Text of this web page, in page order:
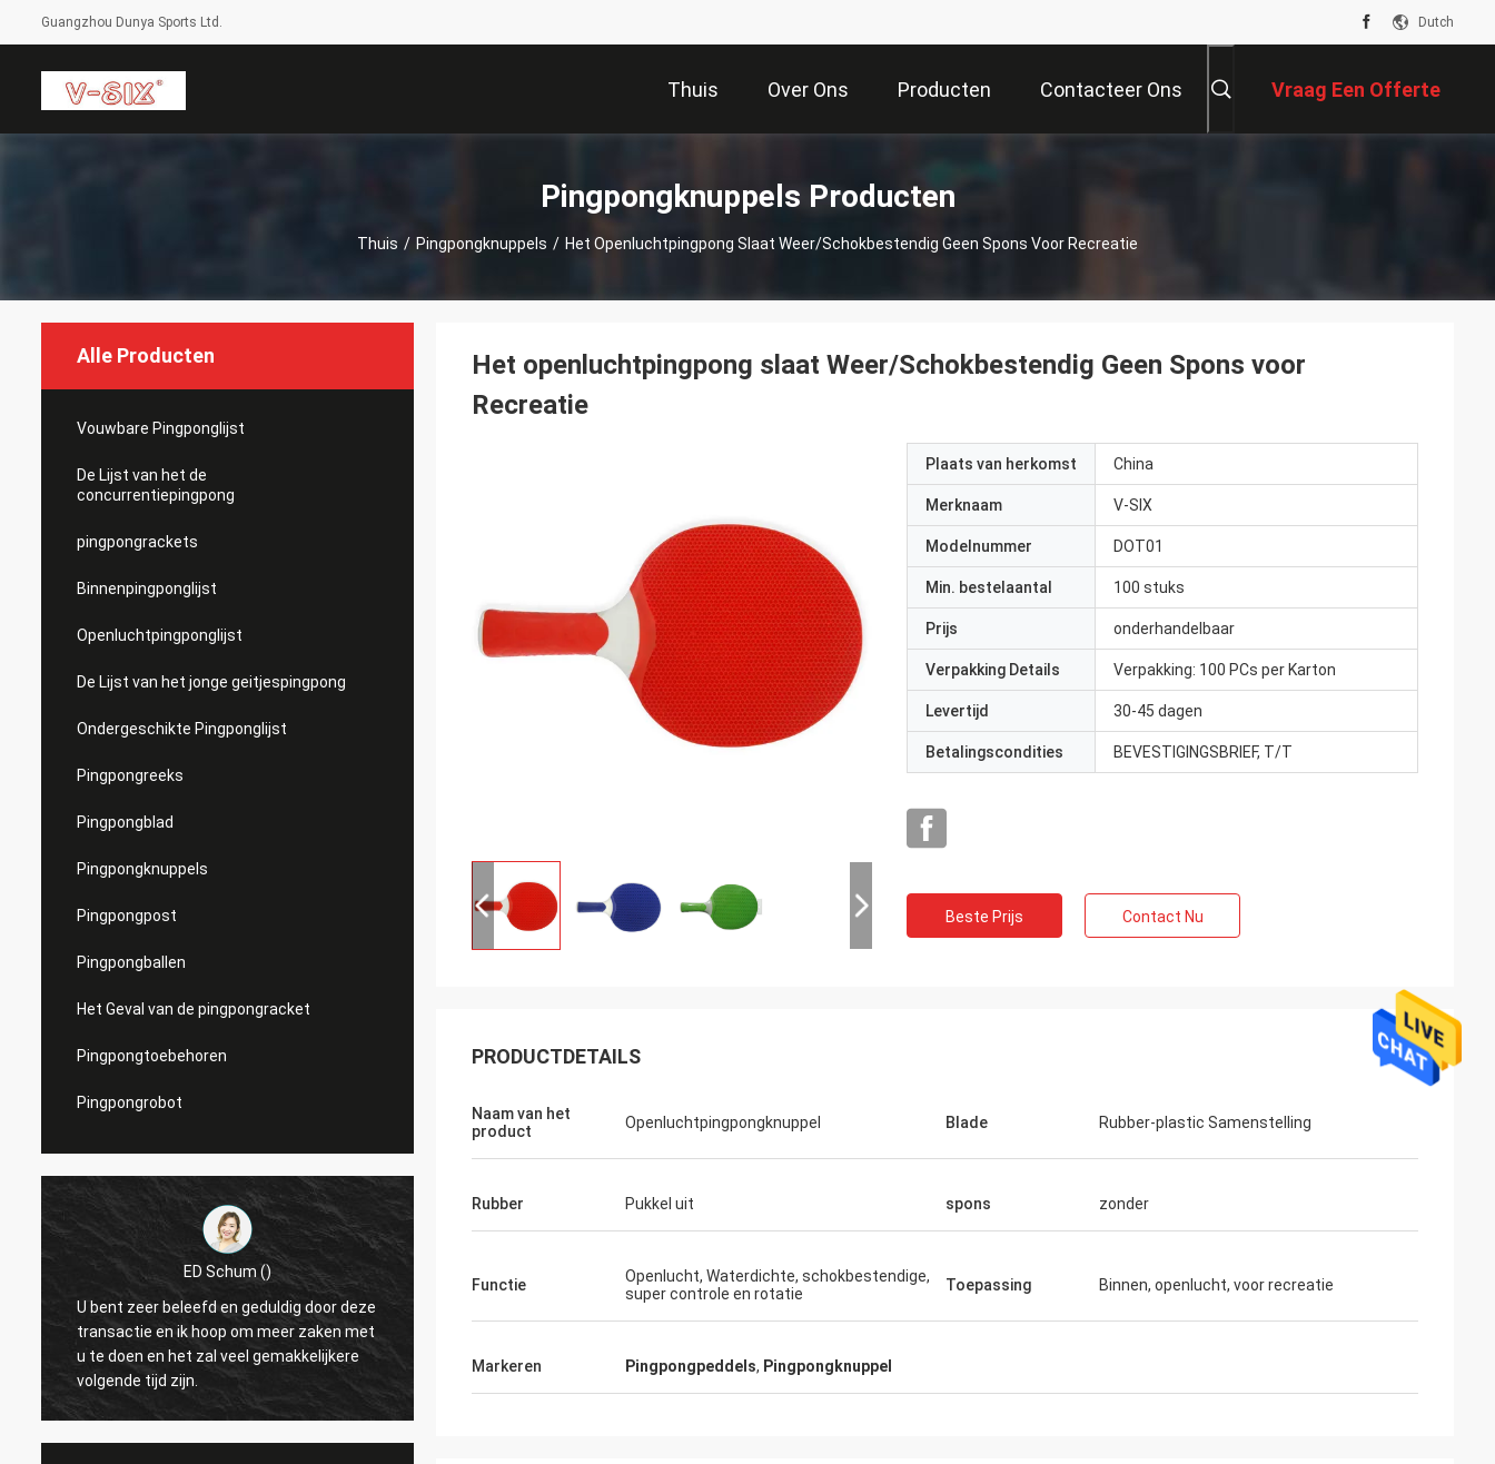
Guangzhou Dunya Sports Ltd. Dutch
Thuis Over Ons Producten Contacteer Ons Vraag Een Offerte
Pingpongknuppels Producten
Thuis / Pingpongknuppels / Het Openluchtpingpong Slaat Weer/Schokbestendig Geen Spons Voor Recreatie
Alle Producten
Vouwbare Pingponglijst
De Lijst van het de
concurrentiepingpong
pingpongrackets
Binnenpingponglijst
Openluchtpingponglijst
De Lijst van het jonge geitjespingpong
Ondergeschikte Pingponglijst
Pingpongreeks
Pingpongblad
Pingpongknuppels
Pingpongpost
Pingpongballen
Het Geval van de pingpongracket
Pingpongtoebehoren
Pingpongrobot
ED Schum ()
U bent zeer beleefd en geduldig door deze
transactie en ik hoop om meer zaken met
u te doen en het zal veel gemakkelijkere
volgende tijd zijn.
Hello, KENHO Het schijnt dat wij hebben
goed zijn Dank voor uw baan
Anders Dahl
op tijd voor onze Lijsten en Knuppels
Mohammed Saqallah
Het openluchtpingpong slaat Weer/Schokbestendig Geen Spons voor
Recreatie
Plaats van herkomst China
Merknaam V-SIX
Modelnummer DOT01
Min. bestelaantal 100 stuks
Prijs onderhandelbaar
Verpakking Details Verpakking: 100 PCs per Karton
Levertijd 30-45 dagen
Betalingscondities BEVESTIGINGSBRIEF, T/T
Beste Prijs Contact Nu
PRODUCTDETAILS
Naam van het
product
Openluchtpingpongknuppel Blade Rubber-plastic Samenstelling
Rubber Pukkel uit spons zonder
Functie
Openlucht, Waterdichte, schokbestendige,
super controle en rotatie
Toepassing Binnen, openlucht, voor recreatie
Markeren Pingpongpeddels, Pingpongknuppel